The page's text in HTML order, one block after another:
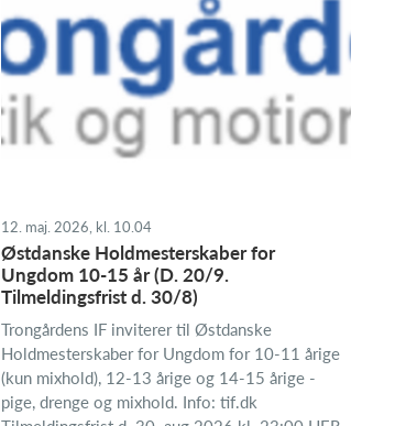
12. maj. 2026, kl. 10.04
Østdanske Holdmesterskaber for
Ungdom 10-15 år (D. 20/9.
Tilmeldingsfrist d. 30/8)
Trongårdens IF inviterer til Østdanske
Holdmesterskaber for Ungdom for 10-11 årige
(kun mixhold), 12-13 årige og 14-15 årige -
pige, drenge og mixhold. Info: tif.dk